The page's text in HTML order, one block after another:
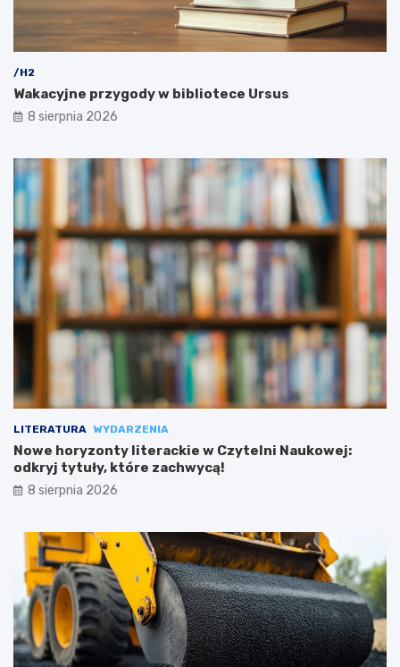
/H2
Wakacyjne przygody w bibliotece Ursus
8 sierpnia 2026
LITERATURA WYDARZENIA
Nowe horyzonty literackie w Czytelni Naukowej:
odkryj tytuły, które zachwycą!
8 sierpnia 2026